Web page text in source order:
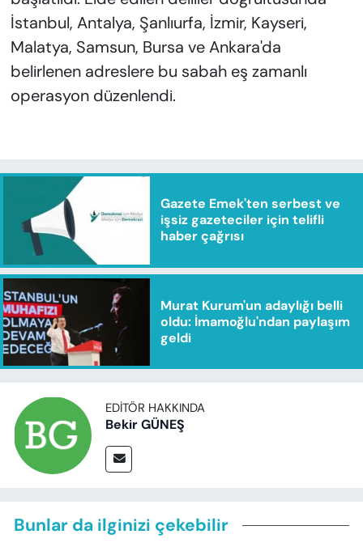
İstanbul, Antalya, Şanlıurfa, İzmir, Kayseri,
Malatya, Samsun, Bursa ve Ankara'da
belirlenen adreslere bu sabah eş zamanlı
operasyon düzenlendi.
Gazete Emek'ten serbest ve
işsiz gazeteciler için telifli
haber çağrısı
Murat Kurum'un adaylığı belli
oldu: İmamoğlu'ndan paylaşım
geldi
EDITÖR HAKKINDA
Bekir GÜNEŞ
Bunlar da ilginizi çekebilir